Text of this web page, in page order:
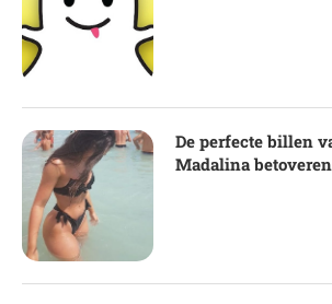
De perfecte billen
Madalina